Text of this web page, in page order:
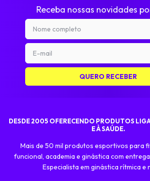
Receba nossas novidades
DESDE 2005 OFERECENDO PRODUTOS
E À SAÚDE.
Mais de 50 mil produtos esportivos para
funcional, academia e ginástica com
Especialista em ginástica rítmica e